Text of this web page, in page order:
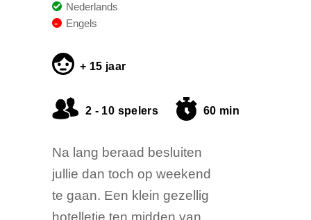
Nederlands
Engels
+ 15 jaar
2 - 10 spelers 60 min
Na lang beraad besluiten
jullie dan toch op weekend
te gaan. Een klein gezellig
hotelletje ten midden van